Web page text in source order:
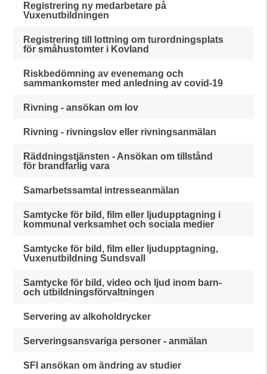
Registrering ny medarbetare på
Vuxenutbildningen
Registrering till lottning om turordningsplats
för småhustomter i Kovland
Riskbedömning av evenemang och
sammankomster med anledning av covid-19
Rivning - ansökan om lov
Rivning - rivningslov eller rivningsanmälan
Räddningstjänsten - Ansökan om tillstånd
för brandfarlig vara
Samarbetssamtal intresseanmälan
Samtycke för bild, film eller ljudupptagning i
kommunal verksamhet och sociala medier
Samtycke för bild, film eller ljudupptagning,
Vuxenutbildning Sundsvall
Samtycke för bild, video och ljud inom barn-
och utbildningsförvaltningen
Servering av alkoholdrycker
Serveringsansvariga personer - anmälan
SFI ansökan om ändring av studier